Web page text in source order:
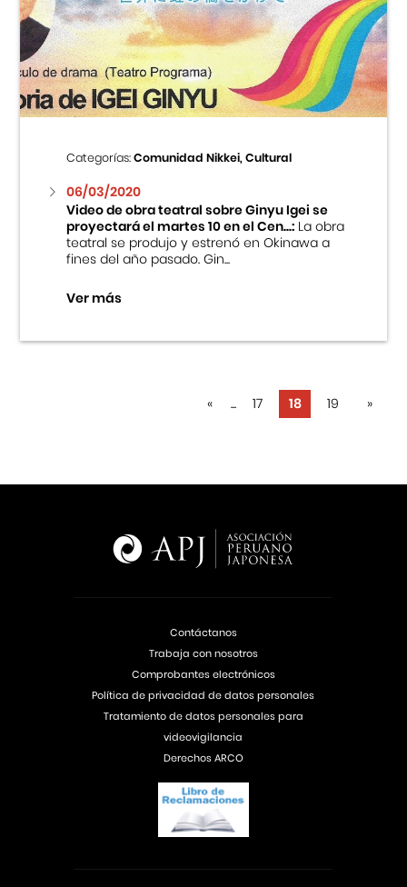
Categorías:Comunidad Nikkei, Cultural
06/03/2020
Video de obra teatral sobre Ginyu Igei se
proyectará el martes 10 en el Cen...:La obra
teatral se produjo y estrenó en Okinawa a
fines del año pasado. Gin...
Ver más
« ... 17 18 19 »
Contáctanos
Trabaja con nosotros
Comprobantes electrónicos
Política de privacidad de datos personales
Tratamiento de datos personales para
videovigilancia
Derechos ARCO